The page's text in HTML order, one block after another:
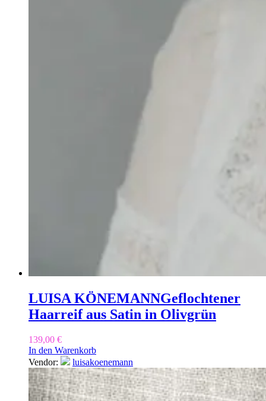
LUISA KÖNEMANNGeflochtener
Haarreif aus Satin in Olivgrün
139,00 €
In den Warenkorb
Vendor:
luisakoenemann